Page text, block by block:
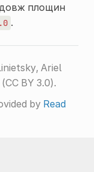
площин
.
Ariel
BY 3.0).
by Read